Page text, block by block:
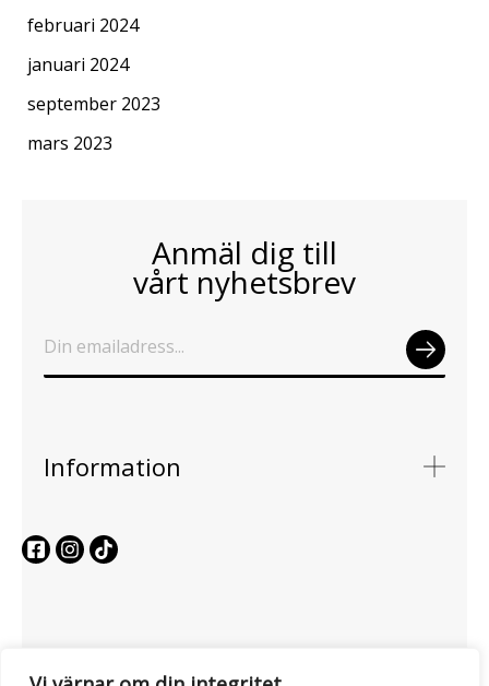
februari 2024
januari 2024
september 2023
mars 2023
Anmäl dig till
vårt nyhetsbrev
SEN
D
Information